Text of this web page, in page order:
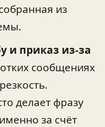
из
и приказ из-за
сообщениях
делает фразу
за счёт